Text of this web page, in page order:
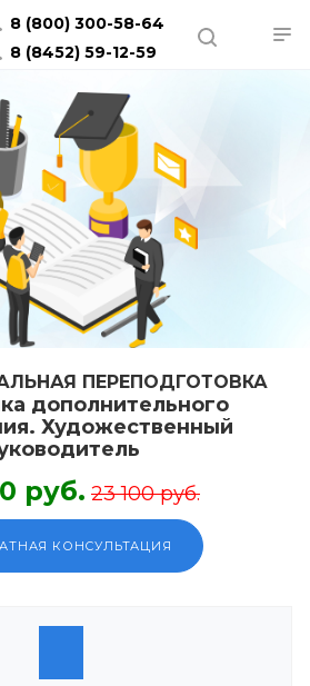
8 (800) 300-58-64
8 (8452) 59-12-59
ПЕРЕПОДГОТОВКА
дополнительного
Художественный
руб. 23 100 руб.
КОНСУЛЬТАЦИЯ